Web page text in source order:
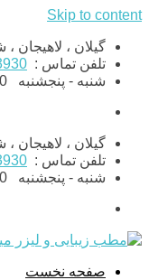
Skip to content
گیلان ، لاهیجان ، شیشه
تلفن تماس :
شنبه - پنجشنبه
گیلان ، لاهیجان ، شیشه
تلفن تماس :
شنبه - پنجشنبه
صفحه نخست